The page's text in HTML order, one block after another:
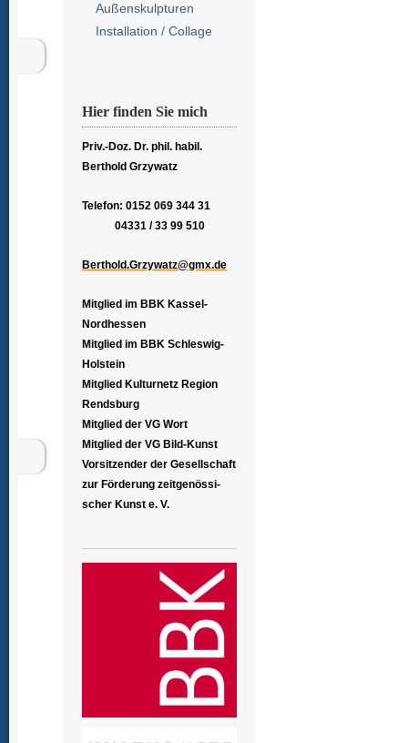
Außenskulpturen
Installation / Collage
Hier finden Sie mich
Priv.-Doz. Dr. phil. habil.
Berthold Grzywatz
Telefon: 0152 069 344 31
04331 / 33 99 510
Berthold.Grzywatz@gmx.de
Mitglied im BBK Kassel-
Nordhessen
Mitglied im BBK Schleswig-
Holstein
Mitglied Kulturnetz Region
Rendsburg
Mitglied der VG Wort
Mitglied der VG Bild-Kunst
Vorsitzender der Gesellschaft
zur Förderung zeitgenössi-
scher Kunst e. V.